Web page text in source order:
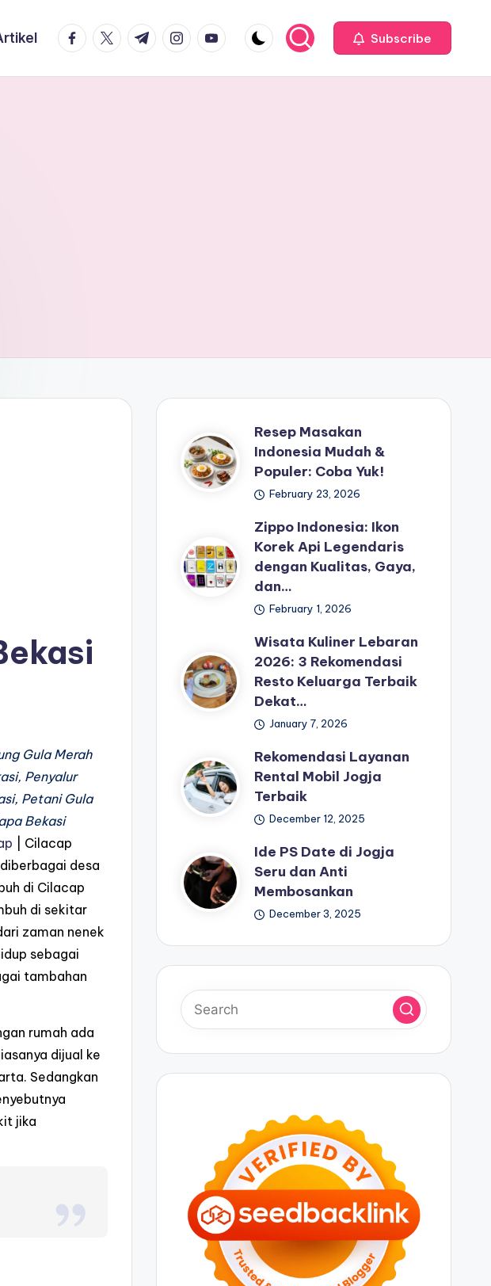
facebook.com
twitter.com
t.me instagram.com
youtube.com Subscribe
Gula Merah
Penyalur
Petani Gula
Bekasi
| Cilacap
desa
di Cilacap
di sekitar
zaman nenek
sebagai
tambahan
rumah ada
dijual ke
Sedangkan
jika
Resep Masakan
Indonesia Mudah &
Populer: Coba Yuk!
February 23, 2026
Zippo Indonesia: Ikon
Korek Api Legendaris
dengan Kualitas, Gaya,
dan…
February 1, 2026
Wisata Kuliner Lebaran
2026: 3 Rekomendasi
Resto Keluarga Terbaik
Dekat…
January 7, 2026
Rekomendasi Layanan
Rental Mobil Jogja
Terbaik
December 12, 2025
Ide PS Date di Jogja
Seru dan Anti
Membosankan
December 3, 2025